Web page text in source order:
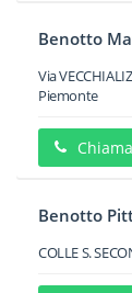
Benotto
Via
Piemonte
Chiama
Benotto
COLLE S.